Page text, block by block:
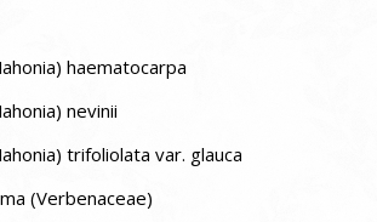
haematocarpa
nevinii
trifoliolata var. glauca
(Verbenaceae)